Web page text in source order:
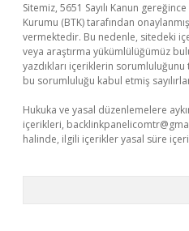
Sitemiz, 5651 Sayılı Kanun
Kurumu (BTK) tarafından
vermektedir. Bu nedenle, sitedeki
veya araştırma yükümlülüğümüz
yazdıkları içeriklerin
bu sorumluluğu kabul etmiş
Hukuka ve yasal düzenlemelere
içerikleri,
halinde, ilgili içerikler yasal süre